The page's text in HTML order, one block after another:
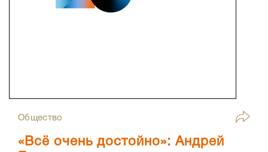
Общество
«Всё очень достойно»: Андрей